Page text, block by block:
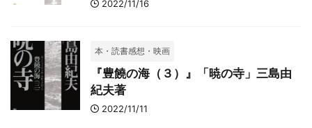
2022/11/16
本・読書感想・映画
『豊饒の海（３）』「暁の寺」三島由
紀夫著
2022/11/11